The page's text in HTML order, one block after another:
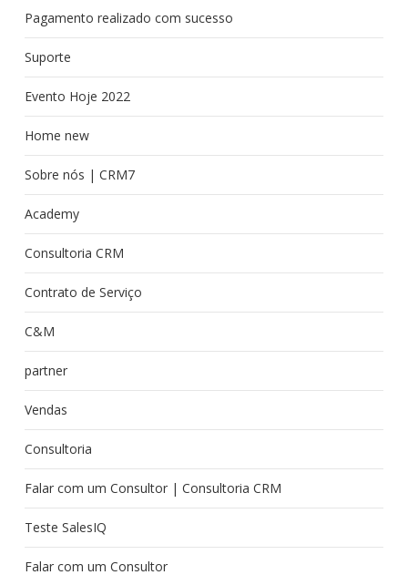
Pagamento realizado com sucesso
Suporte
Evento Hoje 2022
Home new
Sobre nós | CRM7
Academy
Consultoria CRM
Contrato de Serviço
C&M
partner
Vendas
Consultoria
Falar com um Consultor | Consultoria CRM
Teste SalesIQ
Falar com um Consultor